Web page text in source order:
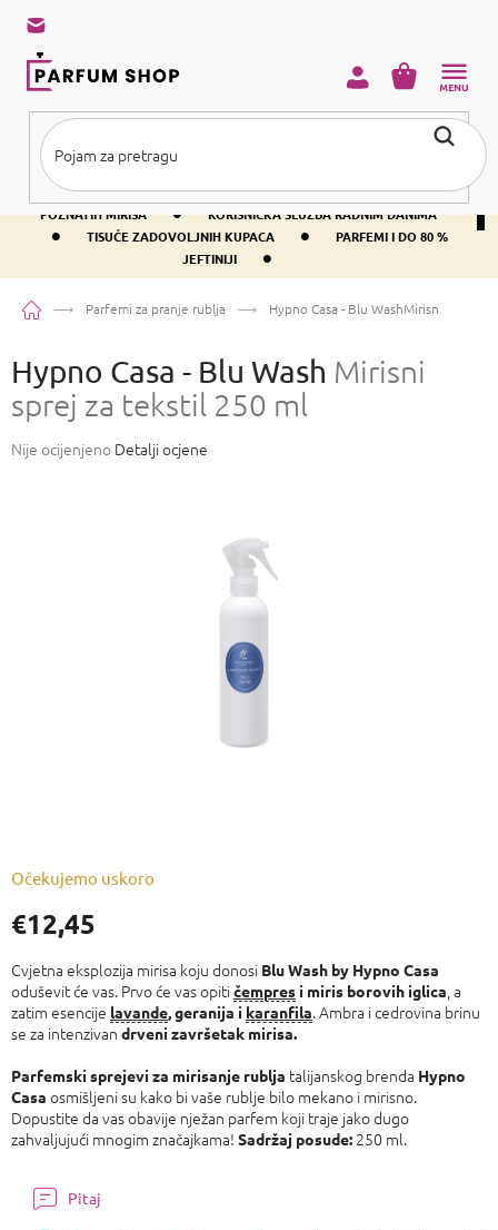
sadržaj
BESPLATNA DOSTAVA IZNAD PRIBLIŽNO 37 € •
400+ SVJETSKI
POZNATIH MIRISA
• KORISNIČKA SLUŽBA RADNIM DANIMA
• TISUĆE ZADOVOLJNIH KUPACA •
PARFEMI I DO 80 %
JEFTINIJI
•
KOŠARICA
PočetnaParfemi za pranje rublja Hypno Casa - Blu WashMirisni sprej
Hypno Casa - Blu Wash Mirisni
sprej za tekstil 250 ml
Prosječna
Nije ocijenjeno Detalji ocjene
€12,45
cijenu:
Očekujemo uskoro
Cvjetna eksplozija mirisa koju donosi Blu Wash by Hypno Casa
oduševit će vas. Prvo će vas opitičempres i miris borovih iglica , a
zatim esencije lavande, geranija i karanfila. Ambra i cedrovina brinu
se za intenzivan drveni završetak mirisa.
Parfemski sprejevi za mirisanje rublja talijanskog brenda Hypno
Casa osmišljeni su kako bi vaše rublje bilo mekano i mirisno.
Dopustite da vas obavije nježan parfem koji traje jako dugo
zahvaljujući mnogim značajkama! Sadržaj posude: 250 ml.
Pitaj